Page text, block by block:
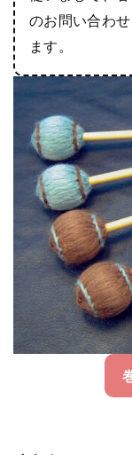
のお問い合わ
ます。